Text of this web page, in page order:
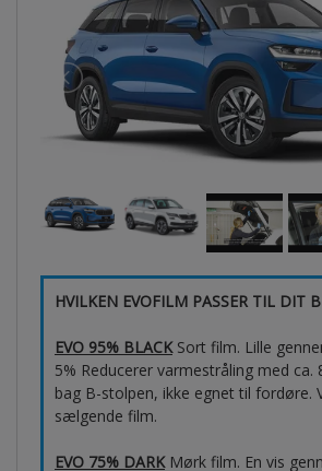
HVILKEN EVOFILM PASSER TIL DIT
EVO 95% BLACKSort film. Lille
5% Reducerer varmestråling med ca.
bag B-stolpen, ikke egnet til fordøre.
sælgende film.
EVO 75% DARKMørk film. En vis